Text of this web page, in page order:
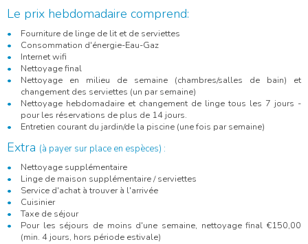
Le prix hebdomadaire comprend:
Fourniture de linge de lit et de serviettes
Consommation d'énergie-Eau-Gaz
Internet wifi
Nettoyage final
Nettoyage en milieu de semaine (chambres/salles de bain) et
changement des serviettes (un par semaine)
Nettoyage hebdomadaire et changement de linge tous les 7 jours -
pour les réservations de plus de 14 jours.
Entretien courant du jardin/de la piscine (une fois par semaine)
Extra (à payer sur place en espèces) :
Nettoyage supplémentaire
Linge de maison supplémentaire / serviettes
Service d'achat à trouver à l'arrivée
Cuisinier
Taxe de séjour
Pour les séjours de moins d'une semaine, nettoyage final €150,00
(min. 4 jours, hors période estivale)